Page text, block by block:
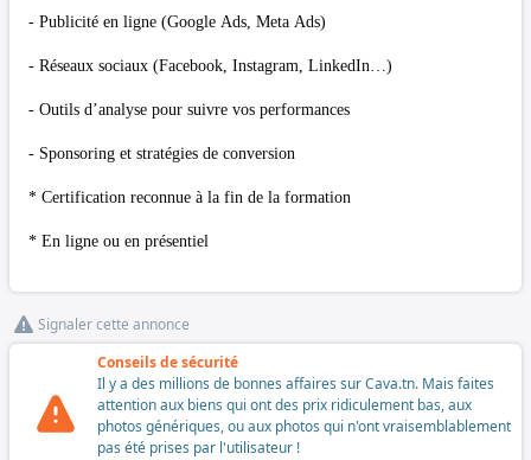
- Publicité en ligne (Google Ads, Meta Ads)
- Réseaux sociaux (Facebook, Instagram, LinkedIn…)
- Outils d’analyse pour suivre vos performances
- Sponsoring et stratégies de conversion
* Certification reconnue à la fin de la formation
* En ligne ou en présentiel
Signaler cette annonce
Conseils de sécurité
Il y a des millions de bonnes affaires sur Cava.tn. Mais faites
attention aux biens qui ont des prix ridiculement bas, aux
photos génériques, ou aux photos qui n'ont vraisemblablement
pas été prises par l'utilisateur !